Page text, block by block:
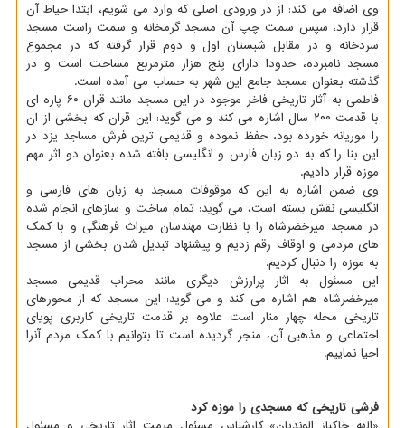
وی اضافه می کند: از در ورودی اصلی که وارد می شویم، ابتدا حیاط آن
قرار دارد، سپس سمت چپ آن مسجد گرمخانه و سمت راست مسجد
سردخانه و در مقابل شبستان اول و دوم قرار گرفته که در مجموع
مسجد نامبرده، حدودا دارای پنج هزار مترمربع مساحت است و در
گذشته بعنوان مسجد جامع این شهر به حساب می آمده است.
فاطمی به آثار تاریخی فاخر موجود در این مسجد مانند قران ۶۰ پاره ای
با قدمت ۲۰۰ سال اشاره می کند و می گوید: این قران که بخشی از ان
را موریانه خورده بود، حفظ نموده و قدیمی ترین فرش مساجد یزد در
این بنا را که به دو زبان فارس و انگلیسی بافته شده بعنوان دو اثر مهم
موزه قرار دادیم.
وی ضمن اشاره به این که موقوفات مسجد به زبان های فارسی و
انگلیسی نقش بسته است، می گوید: تمام ساخت و سازهای انجام شده
در مسجد میرخضرشاه را با نظارت مهندسان میراث فرهنگی و با کمک
های مردمی و اوقاف رقم زدیم و پیشنهاد تبدیل شدن بخشی از مسجد
به موزه را دنبال کردیم.
این مسئول به اثار پرارزش دیگری مانند محراب قدیمی مسجد
میرخضرشاه هم اشاره می کند و می گوید: این مسجد که از محورهای
تاریخی محله چهار منار است علاوه بر قدمت تاریخی کاربری پویای
اجتماعی و مذهبی آن، منجر گردیده است تا بتوانیم با کمک مردم آنرا
احیا نماییم.
فرشی تاریخی که مسجدی را موزه کرد